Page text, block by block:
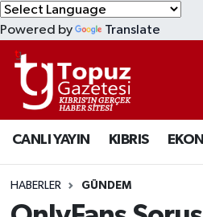
Powered by Translate
CANLI YAYIN KIBRIS
HABERLER GÜNDEM
KIBRIS
DÜNYA
EKONOMİ
MAGAZİN
Lefkoşa Nöbetçi
Lefkoşa Hava Durumu
Lefkoşa Trafik Yoğunluk
Süper Lig Puan Durumu